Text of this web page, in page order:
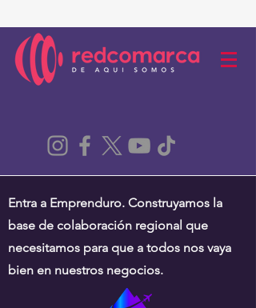
Entra a Emprenduro. Construyamos la
base de colaboración regional que
necesitamos para que a todos nos vaya
bien en nuestros negocios.